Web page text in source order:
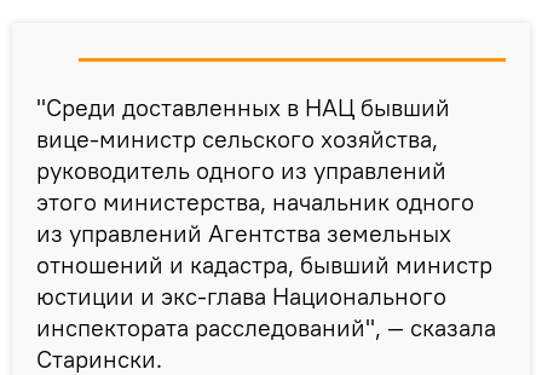
"Среди доставленных в НАЦ бывший
вице-министр сельского хозяйства,
руководитель одного из управлений
этого министерства, начальник одного
из управлений Агентства земельных
отношений и кадастра, бывший министр
юстиции и экс-глава Национального
инспектората расследований", — сказала
Старински.